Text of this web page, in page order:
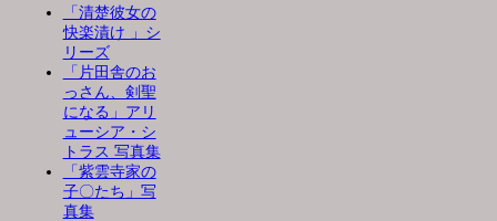
「清楚彼女の
快楽漬け 」シ
リーズ
「片田舎のお
っさん、剣聖
になる」アリ
ューシア・シ
トラス 写真集
「紫雲寺家の
子〇たち」写
真集